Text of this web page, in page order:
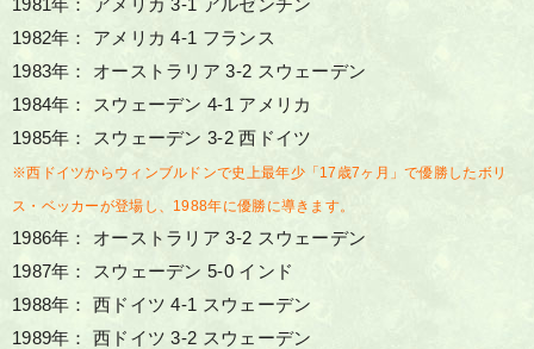
1981年： アメリカ 3-1 アルゼンチン
1982年： アメリカ 4-1 フランス
1983年： オーストラリア 3-2 スウェーデン
1984年： スウェーデン 4-1 アメリカ
1985年： スウェーデン 3-2 西ドイツ
※西ドイツからウィンブルドンで史上最年少「17歳7ヶ月」で優勝したボリ
ス・ベッカーが登場し、1988年に優勝に導きます。
1986年： オーストラリア 3-2 スウェーデン
1987年： スウェーデン 5-0 インド
1988年： 西ドイツ 4-1 スウェーデン
1989年： 西ドイツ 3-2 スウェーデン